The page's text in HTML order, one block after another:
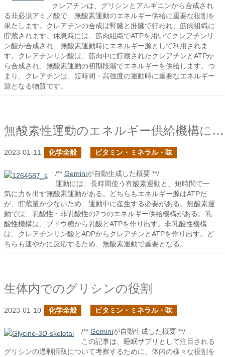
クレアチンは、グリシンとアルギニンから合成され
る非必須アミノ酸で、無酸素運動のエネルギー供給に重要な役割を
果たします。クレアチンの合成は腎臓と肝臓で行われ、筋肉組織に
貯蔵されます。休息時には、筋肉組織でATPを用いてクレアチンリ
ン酸が合成され、無酸素運動時にエネルギー源として利用されま
す。クレアチンリン酸は、筋肉中に貯蔵されたクレアチンとATPか
ら合成され、無酸素運動の初期段階でエネルギーを供給します。つ
まり、クレアチンは、短時間・高強度の運動時に重要なエネルギー
源となる物質です。
無酸素性運動のエネルギー供給機構について
2023-01-11 化学全般 ビタミン・ミネラル・味
/** Geminiが自動生成した概要 **/
運動には、長時間使う有酸素運動と、短時間で一
気に力を出す無酸素運動がある。どちらもエネルギー源はATPだ
が、貯蔵量が少ないため、運動中に産生する必要がある。無酸素運
動では、乳酸性・非乳酸性の2つのエネルギー供給機構がある。乳
酸性機構は、ブドウ糖から乳酸とATPを作り出す。非乳酸性機構
は、クレアチンリン酸とADPからクレアチンとATPを作り出す。ど
ちらも速やかに反応するため、無酸素運動で重要となる。
生体内でのグリシンの役割
2023-01-10 化学全般 ビタミン・ミネラル・味
/** Geminiが自動生成した概要 **/
この記事は、睡眠サプリとして注目される
グリシンの過剰摂取について考察するために、体内の様々な役割を